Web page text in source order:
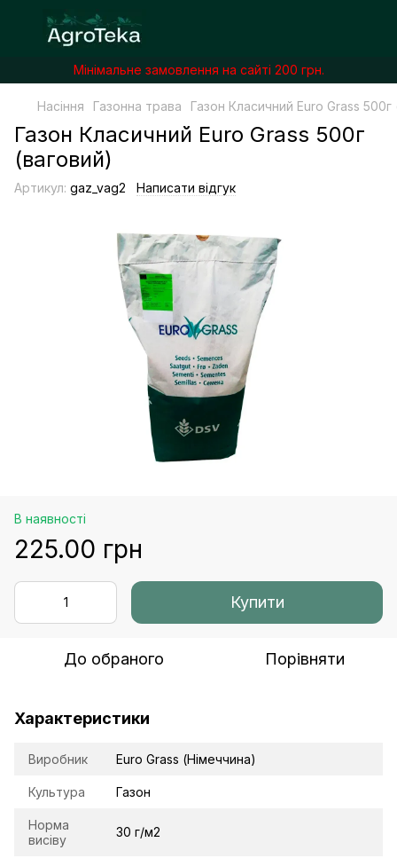
Мінімальне замовлення на сайті 200 грн.
Насіння Газонна трава Газон Класичний Euro Grass 500г
Газон Класичний Euro Grass 500г
(ваговий)
Артикул: gaz_vag2 Написати відгук
В наявності
225.00 грн
Купити
До обраного Порівняти
Характеристики
Виробник Euro Grass (Німеччина)
Культура Газон
Норма
висіву
30 г/м2